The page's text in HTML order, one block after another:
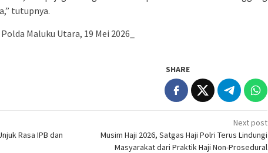
tutupnya.
Maluku Utara, 19 Mei 2026_
SHARE
Rasa IPB dan
Next post
Musim Haji 2026, Satgas Haji Polri Terus Lindungi
Masyarakat dari Praktik Haji Non-Prosedural